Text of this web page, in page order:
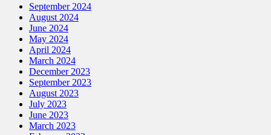
September 2024
August 2024
June 2024
May 2024
April 2024
March 2024
December 2023
September 2023
August 2023
July 2023
June 2023
March 2023